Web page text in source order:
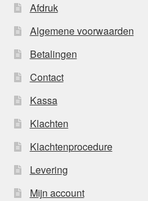
Afdruk
Algemene voorwaarden
Betalingen
Contact
Kassa
Klachten
Klachtenprocedure
Levering
Mijn account